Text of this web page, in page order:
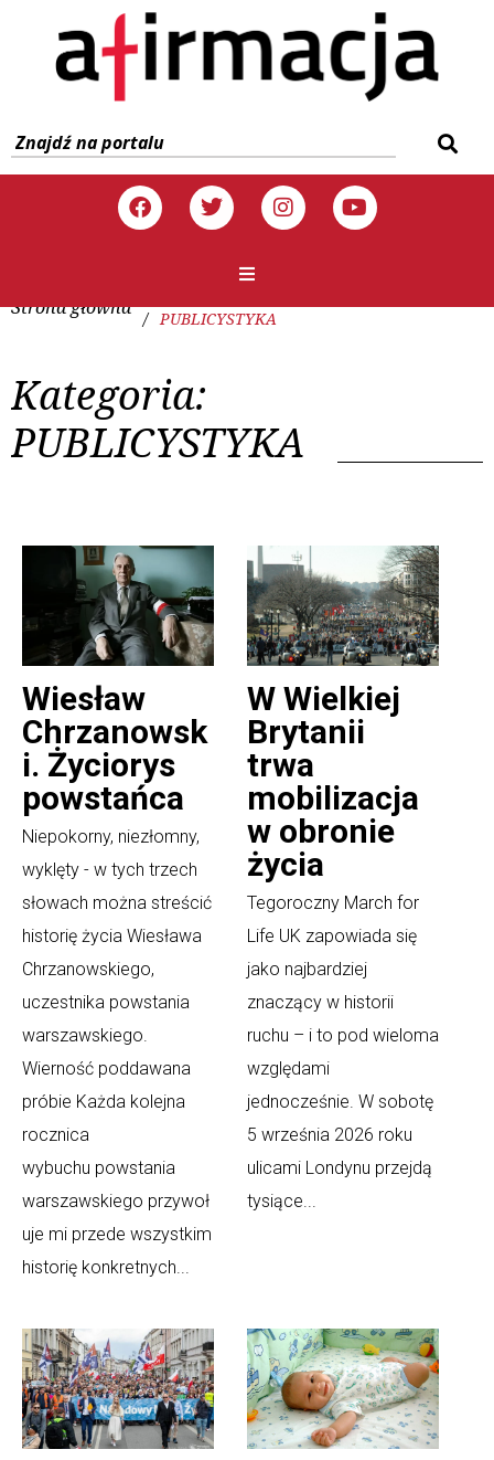
Strona główna / PUBLICYSTYKA
Kategoria:
PUBLICYSTYKA
Wiesław
Chrzanowsk
i. Życiorys
powstańca
Niepokorny, niezłomny,
wyklęty - w tych trzech
słowach można streścić
historię życia Wiesława
Chrzanowskiego,
uczestnika powstania
warszawskiego.
Wierność poddawana
próbie Każda kolejna
rocznica
wybuchu powstania
warszawskiego przywoł
uje mi przede wszystkim
historię konkretnych...
W Wielkiej
Brytanii
trwa
mobilizacja
w obronie
życia
Tegoroczny March for
Life UK zapowiada się
jako najbardziej
znaczący w historii
ruchu – i to pod wieloma
względami
jednocześnie. W sobotę
5 września 2026 roku
ulicami Londynu przejdą
tysiące...